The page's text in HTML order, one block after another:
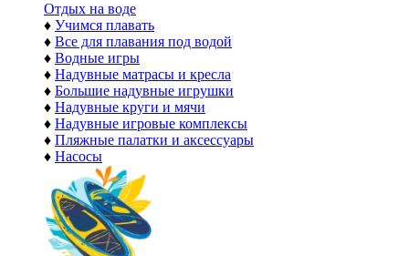
Отдых на воде
♦ Учимся плавать
♦ Все для плавания под водой
♦ Водные игры
♦ Надувные матрасы и кресла
♦ Большие надувные игрушки
♦ Надувные круги и мячи
♦ Надувные игровые комплексы
♦ Пляжные палатки и аксессуары
♦ Насосы